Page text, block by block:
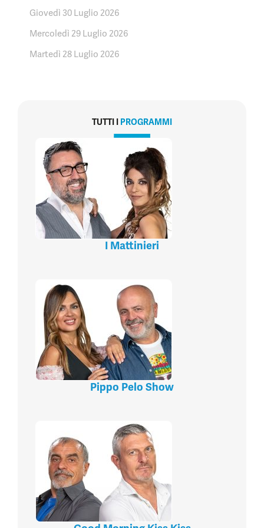
Giovedì 30 Luglio 2026
Mercoledì 29 Luglio 2026
Martedì 28 Luglio 2026
TUTTI I PROGRAMMI
I Mattinieri
Pippo Pelo Show